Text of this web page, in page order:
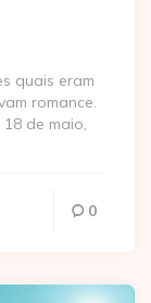
quais eram
romance.
de maio,
0